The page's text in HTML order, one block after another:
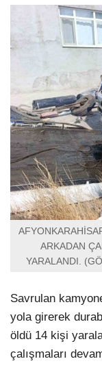
ARKADAN
YARALANDI.
Savrulan
yola girerek
öldü 14 kişi
çalışmaları